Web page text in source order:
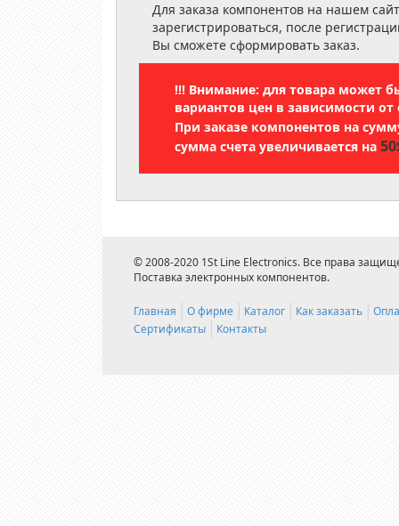
Для заказа компонентов на нашем
зарегистрироваться, после
Вы сможете сформировать заказ.
!!! Внимание: для товара может
вариантов цен в зависимости от
При заказе компонентов на
сумма счета увеличивается на
© 2008-2020 1St Line Electronics. Все права
Поставка электронных компонентов.
Главная О фирме Каталог Как заказать
Сертификаты
Контакты